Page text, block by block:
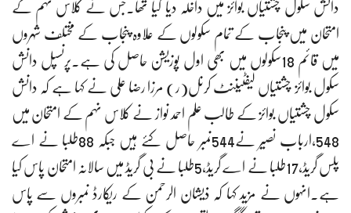
دانش سکول چشتیاں بوائز میں داخلہ دیا گیا تھا۔جس نے کلاس نہم کے
امتحان میں پنجاب کے تمام سکولوں کے علاوہ پنجاب کے مختلف شہروں
میں قائم 18سکولوں میں بھی اول پوزیشن حاصل کی ہے۔پرنسپل دانش
سکول بوائز چشتیاں لیفٹیننٹ کرنل(ر) مرزا رضا علی نے کہا ہے کہ دانش
سکول چشتیاں بوائز کے طالب علم احمد نواز نے کلاس نہم کے امتحان میں
548،ارباب نصیر نے544نمبر حاصل کئے ہیں جبکہ 88طلبا نے اے
پلس گریڈ،17طلبا نے اے گریڈ،5طلبا نے بی گریڈ میں سالانہ امتحان پاس کیا
ہے۔انہوں نے مزید کہا کہ ذیشان الرحمن کے ریکارڈ نمبروں سے پاس